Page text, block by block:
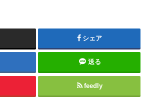
シェア
送る
feedly